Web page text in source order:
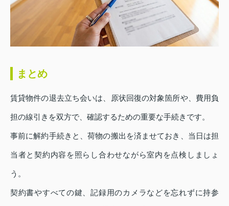
まとめ
賃貸物件の退去立ち会いは、原状回復の対象箇所や、費用負
担の線引きを双方で、確認するための重要な手続きです。
事前に解約手続きと、荷物の搬出を済ませておき、当日は担
当者と契約内容を照らし合わせながら室内を点検しましょ
う。
契約書やすべての鍵、記録用のカメラなどを忘れずに持参